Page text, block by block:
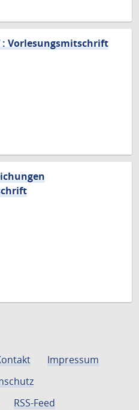
Vorlesungsmitschrift
Impressum
RSS-Feed